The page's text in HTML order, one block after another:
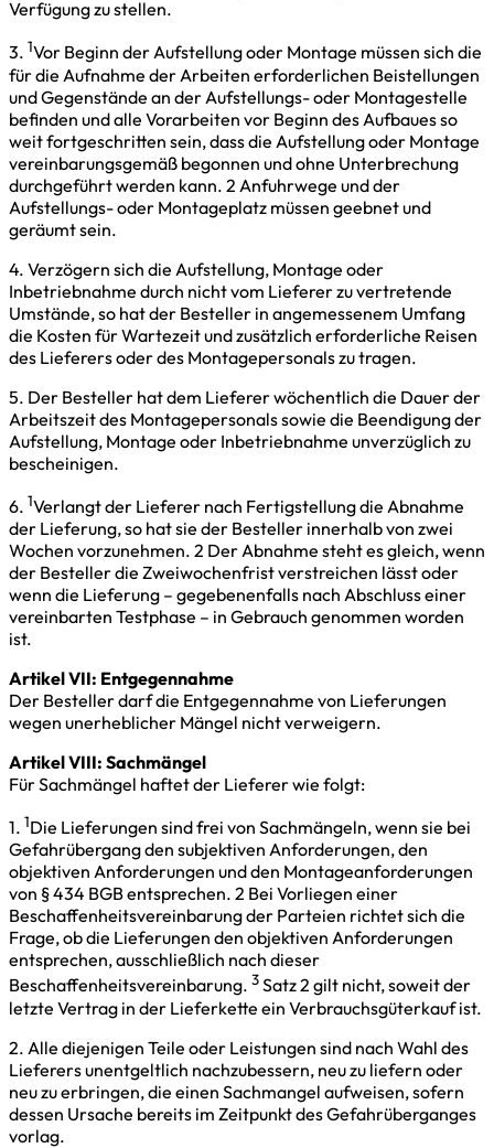
Verfügung zu stellen.
3. 1Vor Beginn der Aufstellung oder Montage müssen sich die
für die Aufnahme der Arbeiten erforderlichen Beistellungen
und Gegenstände an der Aufstellungs- oder Montagestelle
befinden und alle Vorarbeiten vor Beginn des Aufbaues so
weit fortgeschritten sein, dass die Aufstellung oder Montage
vereinbarungsgemäß begonnen und ohne Unterbrechung
durchgeführt werden kann. 2 Anfuhrwege und der
Aufstellungs- oder Montageplatz müssen geebnet und
geräumt sein.
4. Verzögern sich die Aufstellung, Montage oder
Inbetriebnahme durch nicht vom Lieferer zu vertretende
Umstände, so hat der Besteller in angemessenem Umfang
die Kosten für Wartezeit und zusätzlich erforderliche Reisen
des Lieferers oder des Montagepersonals zu tragen.
5. Der Besteller hat dem Lieferer wöchentlich die Dauer der
Arbeitszeit des Montagepersonals sowie die Beendigung der
Aufstellung, Montage oder Inbetriebnahme unverzüglich zu
bescheinigen.
6. 1Verlangt der Lieferer nach Fertigstellung die Abnahme
der Lieferung, so hat sie der Besteller innerhalb von zwei
Wochen vorzunehmen. 2 Der Abnahme steht es gleich, wenn
der Besteller die Zweiwochenfrist verstreichen lässt oder
wenn die Lieferung – gegebenenfalls nach Abschluss einer
vereinbarten Testphase – in Gebrauch genommen worden
ist.
Artikel VII: Entgegennahme
Der Besteller darf die Entgegennahme von Lieferungen
wegen unerheblicher Mängel nicht verweigern.
Artikel VIII: Sachmängel
Für Sachmängel haftet der Lieferer wie folgt:
1. 1Die Lieferungen sind frei von Sachmängeln, wenn sie bei
Gefahrübergang den subjektiven Anforderungen, den
objektiven Anforderungen und den Montageanforderungen
von § 434 BGB entsprechen. 2 Bei Vorliegen einer
Beschaffenheitsvereinbarung der Parteien richtet sich die
Frage, ob die Lieferungen den objektiven Anforderungen
entsprechen, ausschließlich nach dieser
Beschaffenheitsvereinbarung. 3Satz 2 gilt nicht, soweit der
letzte Vertrag in der Lieferkette ein Verbrauchsgüterkauf ist.
2. Alle diejenigen Teile oder Leistungen sind nach Wahl des
Lieferers unentgeltlich nachzubessern, neu zu liefern oder
neu zu erbringen, die einen Sachmangel aufweisen, sofern
dessen Ursache bereits im Zeitpunkt des Gefahrüberganges
vorlag.